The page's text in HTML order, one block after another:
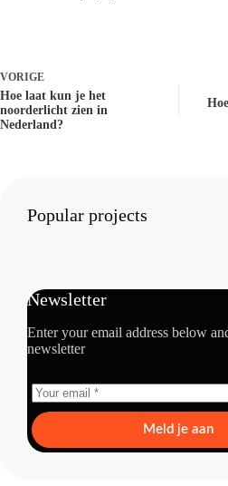
VORIGE
Hoe laat kun je het
noorderlicht zien in
Nederland?
Popular projects
Newsletter
Enter your email address below
newsletter
Meld je aan